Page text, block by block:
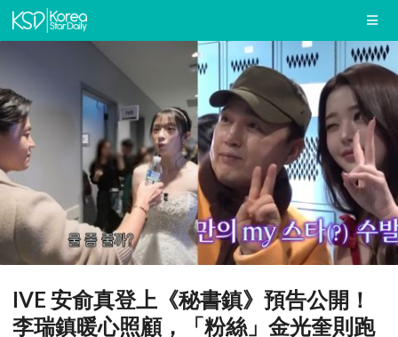
IVE 安俞真登上《秘書鎮》預告公開！
李瑞鎮暖心照顧，「粉絲」金光奎則跑